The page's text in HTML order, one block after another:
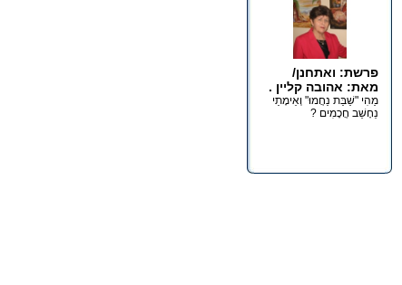
פרשת: ואתחנן/
מאת: אהובה קליין .
מַהִי "שַׁבַּת נַחֲמוּ" וְאֵימָתַי
נֵחָשֵׁב חֲכָמִים ?